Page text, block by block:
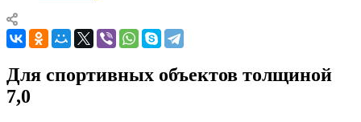
Для спортивных объектов толщиной
7,0